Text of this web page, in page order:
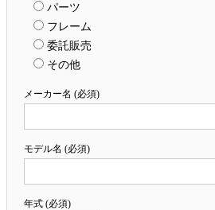
パーツ
フレーム
委託販売
その他
メーカー名 (必須)
モデル名 (必須)
年式 (必須)